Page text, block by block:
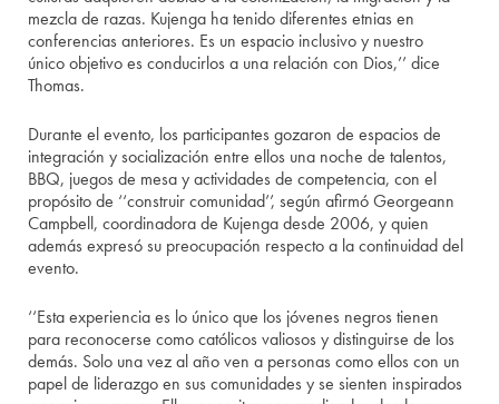
mezcla de razas. Kujenga ha tenido diferentes etnias en
conferencias anteriores. Es un espacio inclusivo y nuestro
único objetivo es conducirlos a una relación con Dios,’’ dice
Thomas.
Durante el evento, los participantes gozaron de espacios de
integración y socialización entre ellos una noche de talentos,
BBQ, juegos de mesa y actividades de competencia, con el
propósito de ‘‘construir comunidad’’, según afirmó Georgeann
Campbell, coordinadora de Kujenga desde 2006, y quien
además expresó su preocupación respecto a la continuidad del
evento.
‘‘Esta experiencia es lo único que los jóvenes negros tienen
para reconocerse como católicos valiosos y distinguirse de los
demás. Solo una vez al año ven a personas como ellos con un
papel de liderazgo en sus comunidades y se sienten inspirados